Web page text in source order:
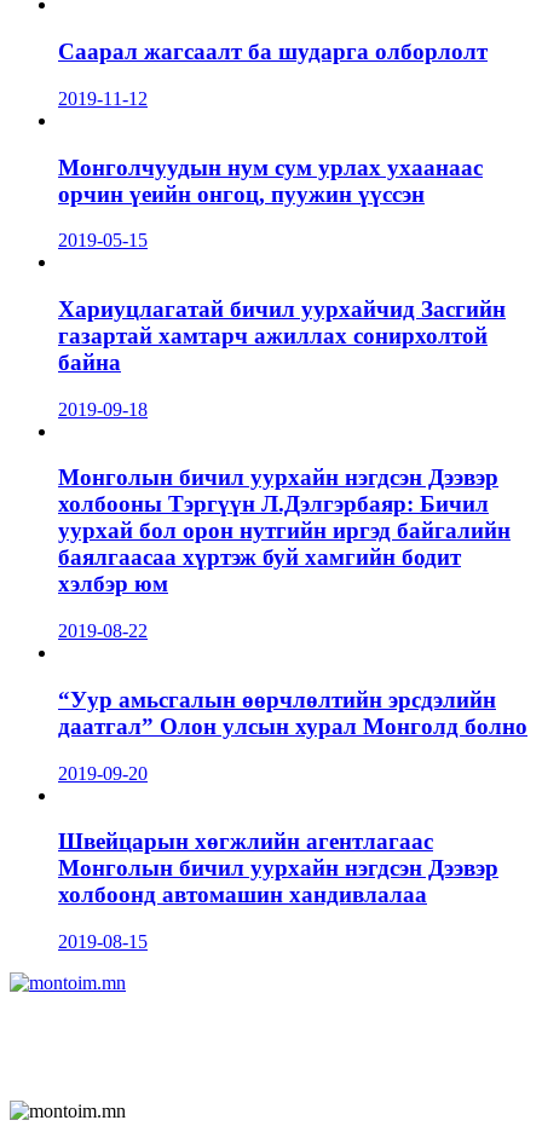
Саарал жагсаалт ба шударга олборлолт
2019-11-12
Монголчуудын нум сум урлах ухаанаас
орчин үеийн онгоц, пуужин үүссэн
2019-05-15
Хариуцлагатай бичил уурхайчид Засгийн
газартай хамтарч ажиллах сонирхолтой
байна
2019-09-18
Монголын бичил уурхайн нэгдсэн Дээвэр
холбооны Тэргүүн Л.Дэлгэрбаяр: Бичил
уурхай бол орон нутгийн иргэд байгалийн
баялгаасаа хүртэж буй хамгийн бодит
хэлбэр юм
2019-08-22
“Уур амьсгалын өөрчлөлтийн эрсдэлийн
даатгал” Олон улсын хурал Монголд болно
2019-09-20
Швейцарын хөгжлийн агентлагаас
Монголын бичил уурхайн нэгдсэн Дээвэр
холбоонд автомашин хандивлалаа
2019-08-15